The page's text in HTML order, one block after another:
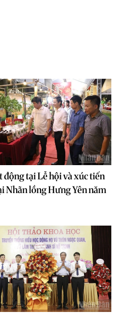
động tại Lễ hội và xúc tiến
Nhãn lồng Hưng Yên năm